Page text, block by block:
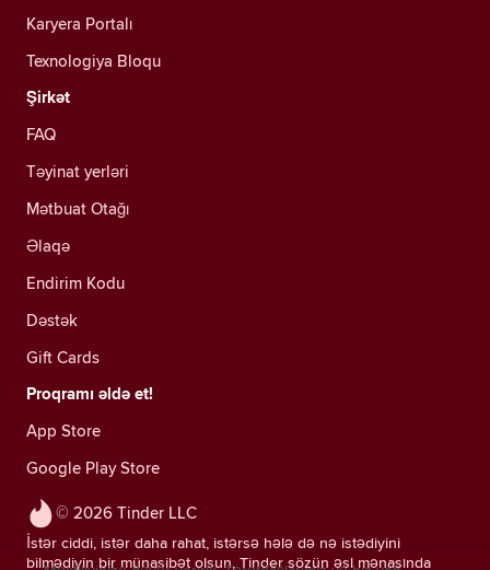
© 2026 Tinder LLC
İstər ciddi, istər daha rahat, istərsə hələ də nə istədiyini
bilmədiyin bir münasibət olsun, Tinder sözün əsl mənasında
Karyera Portalı
Texnologiya Bloqu
Şirkət
FAQ
Təyinat yerləri
Mətbuat Otağı
Əlaqə
Endirim Kodu
Dəstək
Gift Cards
Proqramı əldə et!
App Store
Google Play Store